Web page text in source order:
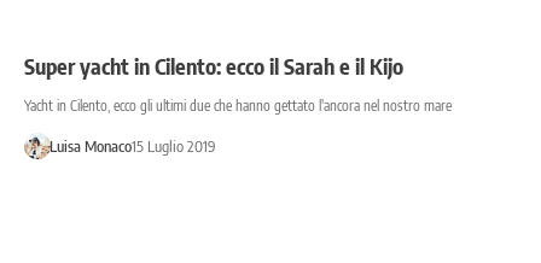
Super yacht in Cilento: ecco il Sarah e il Kijo
Yacht in Cilento, ecco gli ultimi due che hanno gettato l'ancora nel nostro mare
Luisa Monaco15 Luglio 2019